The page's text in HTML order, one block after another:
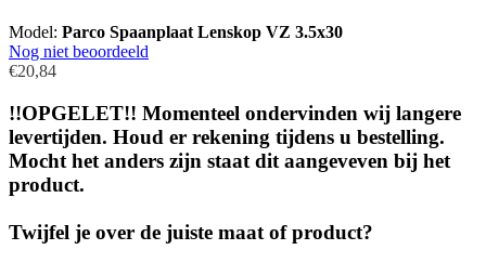
Model: Parco Spaanplaat Lenskop VZ 3.5x30
Nog niet beoordeeld
€20,84
!!OPGELET!! Momenteel ondervinden wij langere
levertijden. Houd er rekening tijdens u bestelling.
Mocht het anders zijn staat dit aangeveven bij het
product.
Twijfel je over de juiste maat of product?